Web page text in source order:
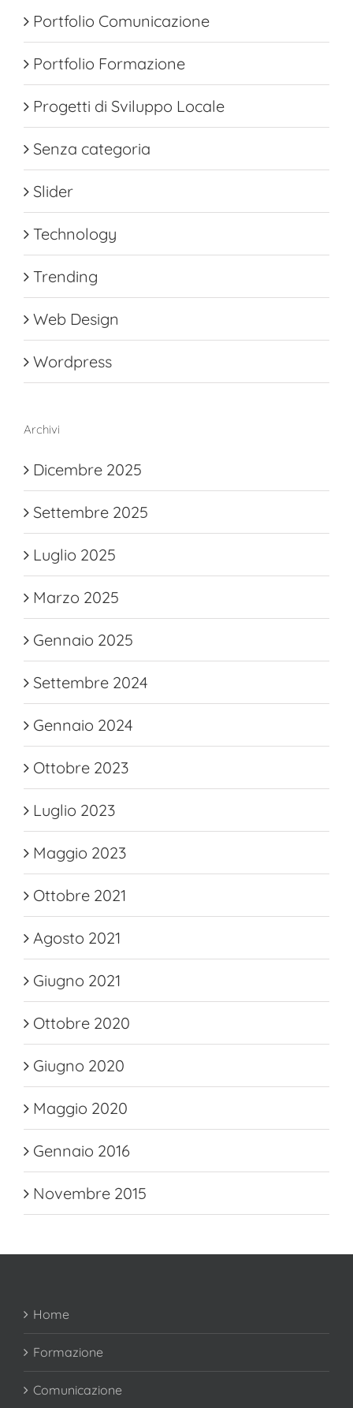
Portfolio Comunicazione
Portfolio Formazione
Progetti di Sviluppo Locale
Senza categoria
Slider
Technology
Trending
Web Design
Wordpress
Archivi
Dicembre 2025
Settembre 2025
Luglio 2025
Marzo 2025
Gennaio 2025
Settembre 2024
Gennaio 2024
Ottobre 2023
Luglio 2023
Maggio 2023
Ottobre 2021
Agosto 2021
Giugno 2021
Ottobre 2020
Giugno 2020
Maggio 2020
Gennaio 2016
Novembre 2015
Home
Formazione
Comunicazione